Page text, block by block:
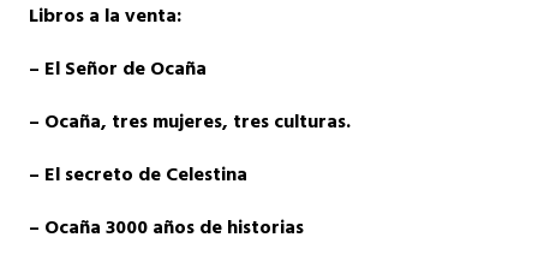
Libros a la venta:
– El Señor de Ocaña
– Ocaña, tres mujeres, tres culturas.
– El secreto de Celestina
– Ocaña 3000 años de historias